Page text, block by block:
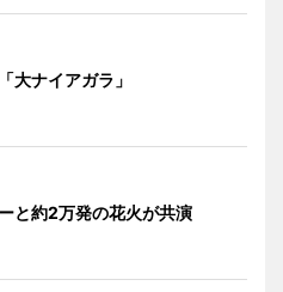
大ナイアガラ」
と約2万発の花火が共演